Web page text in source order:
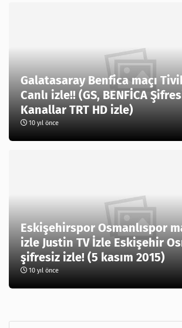
Galatasaray Benfica maçı
Canlı izle!! (GS, BENFİCA
Kanallar TRT HD izle)
10 yıl önce
Eskişehirspor Osmanlıspor
izle Justin TV İzle Eskişehir
şifresiz izle! (5 kasım 2015)
10 yıl önce